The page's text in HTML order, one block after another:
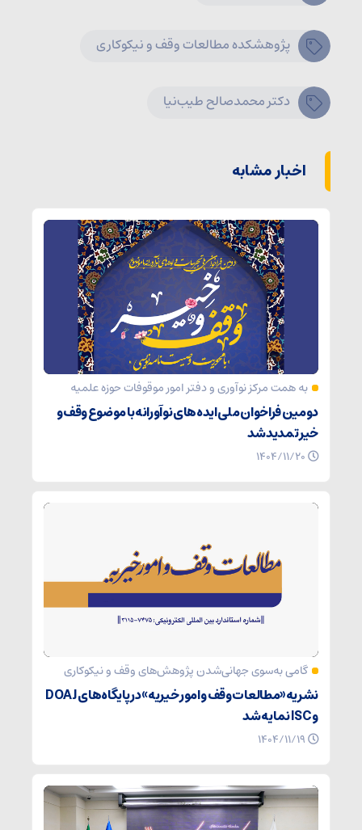
پژوهشکده مطالعات وقف و نیکوکاری
دکتر محمدصالح طیب‌نیا
اخبار مشابه
به همت مرکز نوآوری و دفتر امور موقوفات حوزه علمیه
دومین فراخوان ملی ایده‌های نوآورانه با موضوع وقف و
خیر تمدید شد
گامی به‌سوی جهانی‌شدن پژوهش‌های وقف و نیکوکاری
نشریه «مطالعات وقف و امور خیریه» در پایگاه‌های DOAJ
و ISC نمایه شد